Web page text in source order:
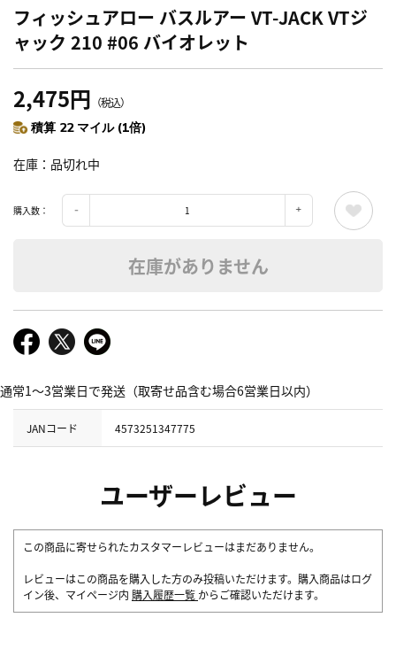
フィッシュアロー バスルアー VT-JACK VTジ
ャック 210 #06 バイオレット
2,475円 （税込）
積算 22 マイル (1倍)
在庫 品切れ中
購入数：
在庫がありません
通常1～3営業日で発送（取寄せ品含む場合6営業日以内）
JANコード 4573251347775
ユーザーレビュー
この商品に寄せられたカスタマーレビューはまだありません。
レビューはこの商品を購入した方のみ投稿いただけます。購入商品はログ
イン後、マイページ内 購入履歴一覧 からご確認いただけます。